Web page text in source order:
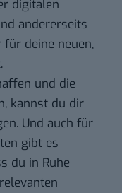
digitalen
andererseits
deine neuen,
und die
kannst du dir
Und auch für
gibt es
du in Ruhe